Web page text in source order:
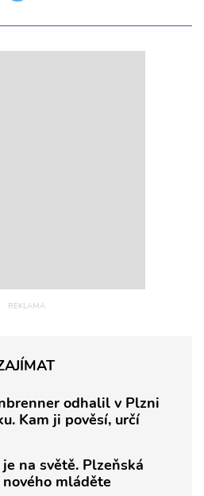
odhalil v Plzni
Kam ji pověsí, určí
na světě. Plzeňská
mláděte